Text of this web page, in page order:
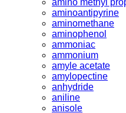
aminoantipyrine
aminomethane
aminophenol
ammoniac
ammonium
amyle acetate
amylopectine
anhydride
aniline
anisole